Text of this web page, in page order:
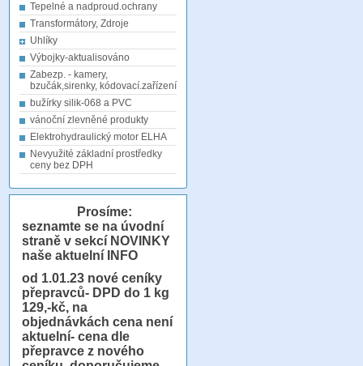
Tepelné a nadproud.ochrany
Transformátory, Zdroje
Uhlíky
Výbojky-aktualisováno
Zabezp. - kamery,
bzučák,sirenky, kódovací.zařízení
bužírky silik-068 a PVC
vánoční zlevněné produkty
Elektrohydraulický motor ELHA
Nevyužité základní prostředky
ceny bez DPH
Prosíme:
seznamte se na úvodní
straně v sekcí NOVINKY
naše aktuelní INFO
od 1.01.23 nové ceníky
přepravců- DPD do 1 kg
129,-kč, na
objednávkách cena není
aktuelní- cena dle
přepravce z nového